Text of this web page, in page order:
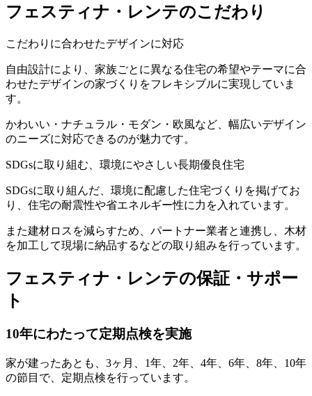
フェスティナ・レンテのこだわり
こだわりに合わせたデザインに対応
自由設計により、家族ごとに異なる住宅の希望やテーマに合
わせたデザインの家づくりをフレキシブルに実現 していま
す。
かわいい・ナチュラル・モダン・欧風など、幅広いデザイン
のニーズに対応できるのが魅力です。
SDGsに取り組む、環境にやさしい長期優良住宅
SDGsに取り組んだ、環境に配慮した住宅づくりを掲げてお
り、 住宅の耐震性や省エネルギー性に力を入れています。
また建材ロスを減らすため、パートナー業者と連携し、木材
を加工して現場に納品するなどの取り組みを行っています。
フェスティナ・レンテの保証・サポー
ト
10年にわたって定期点検を実施
家が建ったあとも、3ヶ月、1年、2年、4年、6年、8年、10年
の節目で、定期点検を行っています。